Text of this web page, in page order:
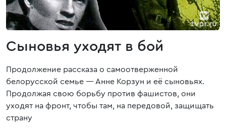
Сыновья уходят в бой
Продолжение рассказа о самоотверженной
белорусской семье — Анне Корзун и её сыновьях.
Продолжая свою борьбу против фашистов, они
уходят на фронт, чтобы там, на передовой, защищать
страну